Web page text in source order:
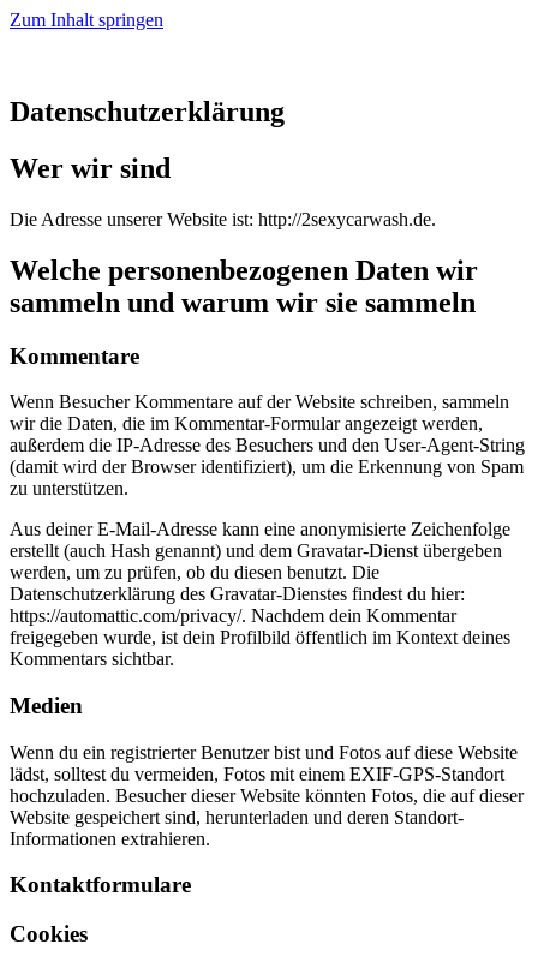
Zum Inhalt springen
Datenschutzerklärung
Wer wir sind
Die Adresse unserer Website ist: http://2sexycarwash.de.
Welche personenbezogenen Daten wir
sammeln und warum wir sie sammeln
Kommentare
Wenn Besucher Kommentare auf der Website schreiben, sammeln
wir die Daten, die im Kommentar-Formular angezeigt werden,
außerdem die IP-Adresse des Besuchers und den User-Agent-String
(damit wird der Browser identifiziert), um die Erkennung von Spam
zu unterstützen.
Aus deiner E-Mail-Adresse kann eine anonymisierte Zeichenfolge
erstellt (auch Hash genannt) und dem Gravatar-Dienst übergeben
werden, um zu prüfen, ob du diesen benutzt. Die
Datenschutzerklärung des Gravatar-Dienstes findest du hier:
https://automattic.com/privacy/. Nachdem dein Kommentar
freigegeben wurde, ist dein Profilbild öffentlich im Kontext deines
Kommentars sichtbar.
Medien
Wenn du ein registrierter Benutzer bist und Fotos auf diese Website
lädst, solltest du vermeiden, Fotos mit einem EXIF-GPS-Standort
hochzuladen. Besucher dieser Website könnten Fotos, die auf dieser
Website gespeichert sind, herunterladen und deren Standort-
Informationen extrahieren.
Kontaktformulare
Cookies